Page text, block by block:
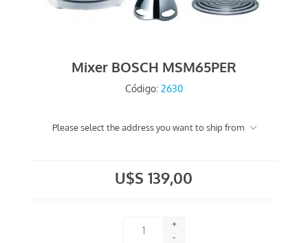
Mixer BOSCH MSM65PER
Código: 2630
Please select the address you want to ship from
U$S 139,00
+
-